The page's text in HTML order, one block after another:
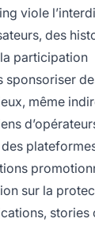
viole
des
participation
sponsoriser
même
sur la